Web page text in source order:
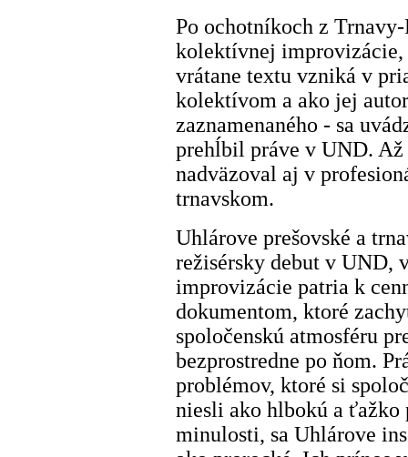
Po ochotníkoch z
kolektívnej improvizácie,
vrátane textu vzniká v
kolektívom a ako jej
zaznamenaného - sa
prehĺbil práve v UND. Až
nadväzoval aj v
trnavskom.
Uhlárove prešovské a
režisérsky debut v UND,
improvizácie patria k
dokumentom, ktoré
spoločenskú atmosféru
bezprostredne po ňom.
problémov, ktoré si
niesli ako hlbokú a
minulosti, sa Uhlárove